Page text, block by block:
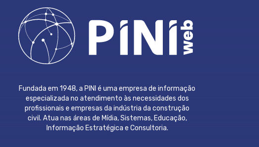
Fundada em 1948, a PINI é uma empresa de informação
especializada no atendimento às necessidades dos
profissionais e empresas da indústria da construção
civil. Atua nas áreas de Mídia, Sistemas, Educação,
Informação Estratégica e Consultoria.